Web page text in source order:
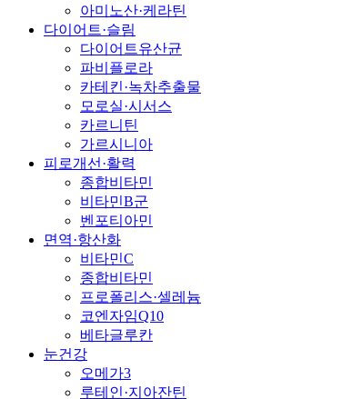
아미노산·케라틴
다이어트·슬림
다이어트유산균
파비플로라
카테킨·녹차추출물
모로실·시서스
카르니틴
가르시니아
피로개선·활력
종합비타민
비타민B군
벤포티아민
면역·항산화
비타민C
종합비타민
프로폴리스·셀레늄
코엔자임Q10
베타글루칸
눈건강
오메가3
루테인·지아잔틴